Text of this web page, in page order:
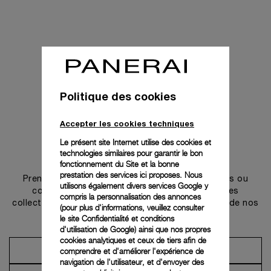
Prendre contact
Prenez rendez-vous dans l’une de nos boutiques ou
contactez notre conciergerie pour découvrir les
collections et bénéficier des conseils ou services de nos
ambassadeurs.
Prendre un rendez-vous
Politique des cookies
Accepter les cookies techniques
Le présent site Internet utilise des cookies et
technologies similaires pour garantir le bon
fonctionnement du Site et la bonne
prestation des services ici proposes. Nous
utilisons également divers services Google y
compris la personnalisation des annonces
(pour plus d'informations, veuillez consulter
le site Confidentialité et conditions
d'utilisation de Google) ainsi que nos propres
cookies analytiques et ceux de tiers afin de
comprendre et d'améliorer l'expérience de
navigation de l'utilisateur, et d'envoyer des